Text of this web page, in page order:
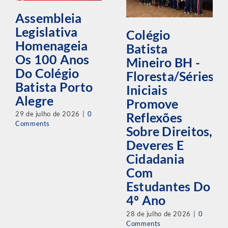
Assembleia
Legislativa
Homenageia
Os 100 Anos
Do Colégio
Batista Porto
Alegre
29 de julho de 2026
0
Comments
Colégio
Batista
Mineiro BH -
Floresta/Séries
Iniciais
Promove
Reflexões
Sobre Direitos,
Deveres E
Cidadania
Com
Estudantes Do
4º Ano
28 de julho de 2026 | 0
Comments